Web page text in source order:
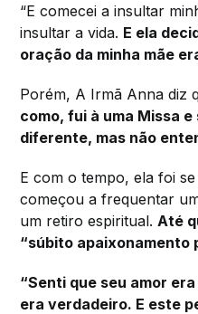
“E comecei a insultar
insultar a vida. E ela
oração da minha mãe
Porém, A Irmã Anna diz
como, fui à uma Missa
diferente, mas não
E com o tempo, ela foi
começou a frequentar
um retiro espiritual. Até
“súbito apaixonamento
“Senti que seu amor
era verdadeiro. E este